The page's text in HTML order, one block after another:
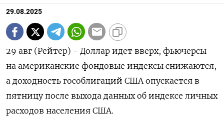
29.08.2025
29 авг (Рейтер) - Доллар идет вверх, фьючерсы
на американские фондовые индексы снижаются,
а доходность гособлигаций США опускается в
пятницу после выхода данных об индексе личных
расходов населения США.